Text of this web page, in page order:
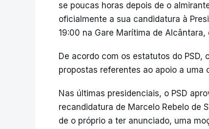
se poucas horas depois de o
oficialmente a sua candidatura à
19:00 na Gare Marítima de Alcântara,
De acordo com os estatutos do
propostas referentes ao apoio a uma
Nas últimas presidenciais, o PSD
recandidatura de Marcelo Rebelo de
de o próprio a ter anunciado, uma